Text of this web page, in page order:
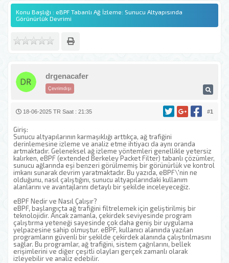
Konu Başlığı : eBPF Tabanlı Ağ İzleme: Sunucu Altyapısında
Görünürlük Devrimi
Çevrimdışı
drgenacafer
#1
18-06-2025 TR Saat : 21:35
Giriş:
Sunucu altyapılarının karmaşıklığı arttıkça, ağ trafiğini
derinlemesine izleme ve analiz etme ihtiyacı da aynı oranda
artmaktadır. Geleneksel ağ izleme yöntemleri genellikle yetersiz
kalırken, eBPF (extended Berkeley Packet Filter) tabanlı çözümler,
sunucu ağlarında eşi benzeri görülmemiş bir görünürlük ve kontrol
imkanı sunarak devrim yaratmaktadır. Bu yazıda, eBPF\'nin ne
olduğunu, nasıl çalıştığını, sunucu altyapılarındaki kullanım
alanlarını ve avantajlarını detaylı bir şekilde inceleyeceğiz.
eBPF Nedir ve Nasıl Çalışır?
eBPF, başlangıçta ağ trafiğini filtrelemek için geliştirilmiş bir
teknolojidir. Ancak zamanla, çekirdek seviyesinde program
çalıştırma yeteneği sayesinde çok daha geniş bir uygulama
yelpazesine sahip olmuştur. eBPF, kullanıcı alanında yazılan
programların güvenli bir şekilde çekirdek alanında çalıştırılmasını
sağlar. Bu programlar, ağ trafiğini, sistem çağrılarını, bellek
erişimlerini ve diğer çeşitli olayları gerçek zamanlı olarak
izleyebilir ve analiz edebilir.